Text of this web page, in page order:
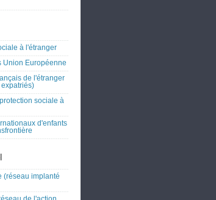
à l'étranger
Union Européenne
de l'étranger
sociale à
d'enfants
(réseau implanté